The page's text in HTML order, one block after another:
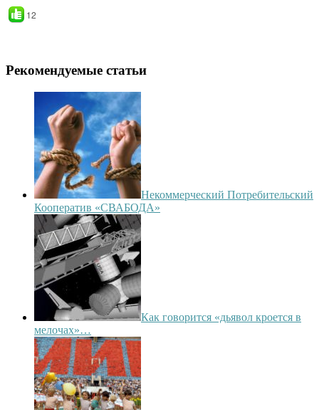
12
Рекомендуемые статьи
Некоммерческий Потребительский
Кооператив «СВАБОДА»
Как говорится «дьявол кроется в
мелочах»…